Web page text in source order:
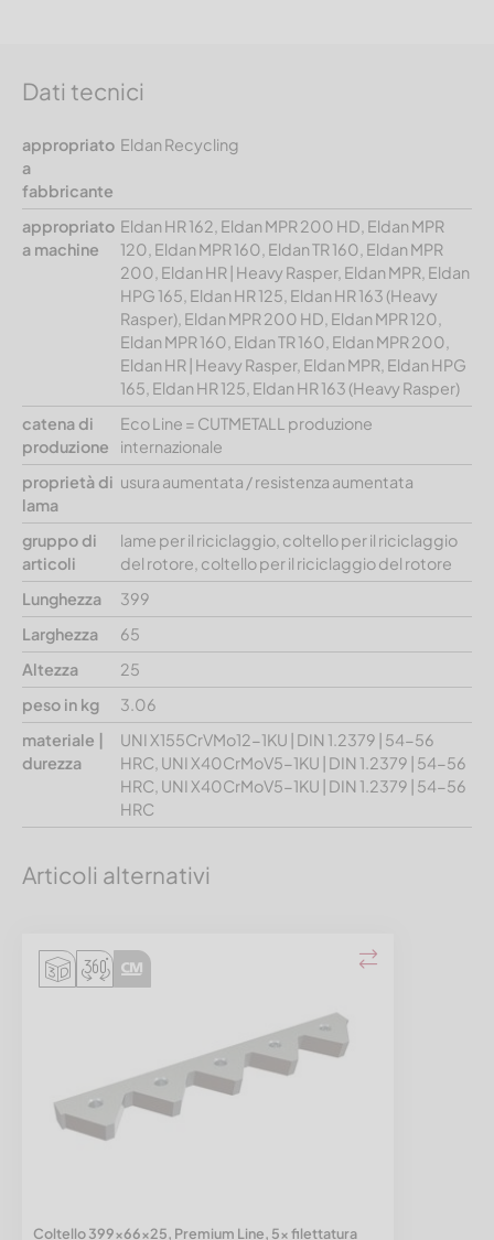
Dati tecnici
appropriato
a
fabbricante
Eldan Recycling
appropriato
a machine
Eldan HR 162, Eldan MPR 200 HD, Eldan MPR
120, Eldan MPR 160, Eldan TR 160, Eldan MPR
200, Eldan HR | Heavy Rasper, Eldan MPR, Eldan
HPG 165, Eldan HR 125, Eldan HR 163 (Heavy
Rasper), Eldan MPR 200 HD, Eldan MPR 120,
Eldan MPR 160, Eldan TR 160, Eldan MPR 200,
Eldan HR | Heavy Rasper, Eldan MPR, Eldan HPG
165, Eldan HR 125, Eldan HR 163 (Heavy Rasper)
catena di
produzione
Eco Line = CUTMETALL produzione
internazionale
proprietà di
lama
usura aumentata / resistenza aumentata
gruppo di
articoli
lame per il riciclaggio, coltello per il riciclaggio
del rotore, coltello per il riciclaggio del rotore
Lunghezza
399
Larghezza
65
Altezza
25
peso in kg
3.06
materiale |
durezza
UNI X155CrVMo12-1KU | DIN 1.2379 | 54-56
HRC, UNI X40CrMoV5-1KU | DIN 1.2379 | 54-56
HRC, UNI X40CrMoV5-1KU | DIN 1.2379 | 54-56
HRC
Articoli alternativi
Coltello 399x66x25, Premium Line, 5x filettatura